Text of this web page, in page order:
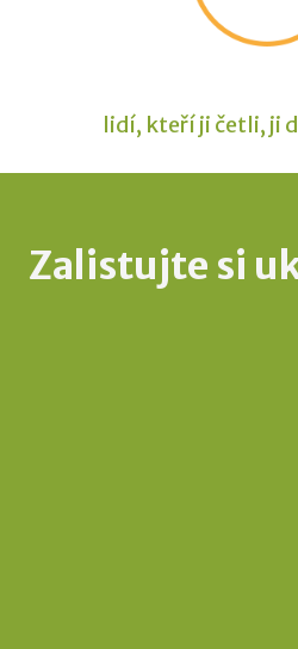
lidí, kteří ji četli, ji
Zalistujte si